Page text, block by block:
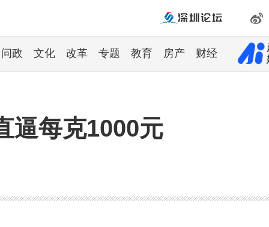
问政 文化 改革 专题 教育 房产 财经
逼每克1000元